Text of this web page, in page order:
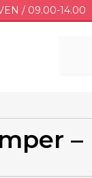
/ 09.00-14.00